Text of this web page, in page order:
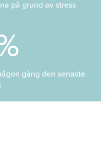
på grund av stress
gång den senaste